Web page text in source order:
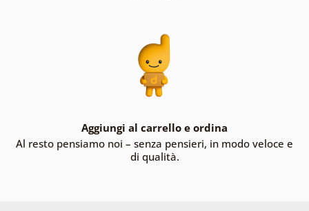
Aggiungi al carrello e ordina
Al resto pensiamo noi – senza pensieri, in modo veloce e
di qualità.